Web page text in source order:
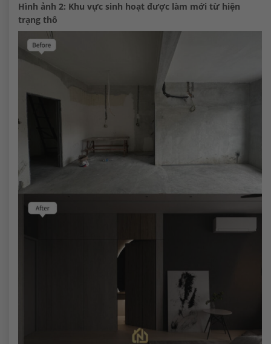
Hình ảnh 2: Khu vực sinh hoạt được làm mới từ hiện
trạng thô